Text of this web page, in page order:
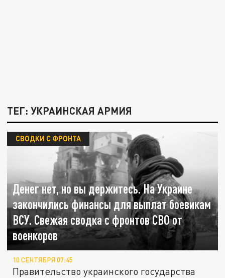
ТЕГ: УКРАИНСКАЯ АРМИЯ
Денег нет, но вы держитесь. На Украине
закончились финансы для выплат боевикам
ВСУ. Свежая сводка с фронтов СВО от
военкоров
СВОДКИ С ФРОНТА
10 СЕНТЯБРЯ 07:45
Правительство украинского государства